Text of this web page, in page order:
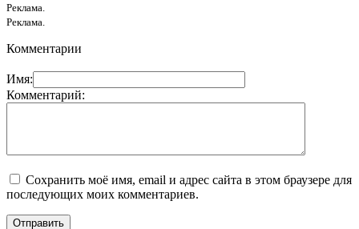
Реклама.
Реклама.
Комментарии
Имя:
Комментарий:
Сохранить моё имя, email и адрес сайта в этом браузере для
последующих моих комментариев.